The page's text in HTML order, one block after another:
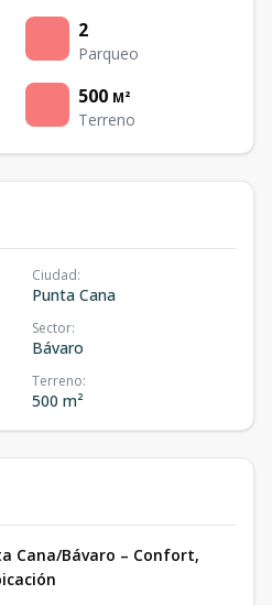
2
Parqueo
500 M²
Terreno
Ciudad:
Punta Cana
Sector:
Bávaro
Terreno:
500 m²
Cana/Bávaro – Confort,